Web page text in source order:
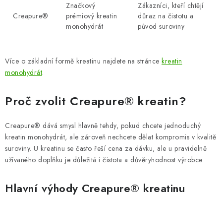
Creapure®
Značkový
prémiový kreatin
monohydrát
Zákazníci, kteří chtějí
důraz na čistotu a
původ suroviny
Více o základní formě kreatinu najdete na stránce kreatin
monohydrát.
Proč zvolit Creapure® kreatin?
Creapure® dává smysl hlavně tehdy, pokud chcete jednoduchý
kreatin monohydrát, ale zároveň nechcete dělat kompromis v kvalitě
suroviny. U kreatinu se často řeší cena za dávku, ale u pravidelně
užívaného doplňku je důležitá i čistota a důvěryhodnost výrobce.
Hlavní výhody Creapure® kreatinu